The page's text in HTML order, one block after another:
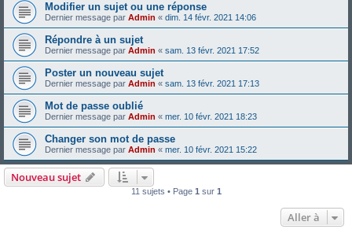
Modifier un sujet ou une réponse
Dernier message par Admin « dim. 14 févr. 2021 14:06
Répondre à un sujet
Dernier message par Admin « sam. 13 févr. 2021 17:52
Poster un nouveau sujet
Dernier message par Admin « sam. 13 févr. 2021 17:13
Mot de passe oublié
Dernier message par Admin « mer. 10 févr. 2021 18:23
Changer son mot de passe
Dernier message par Admin « mer. 10 févr. 2021 15:22
Nouveau sujet
11 sujets • Page 1 sur 1
Aller à